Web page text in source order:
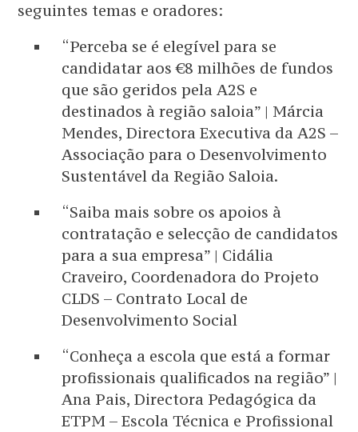
seguintes temas e oradores:
“Perceba se é elegível para se
candidatar aos €8 milhões de fundos
que são geridos pela A2S e
destinados à região saloia” | Márcia
Mendes, Directora Executiva da A2S –
Associação para o Desenvolvimento
Sustentável da Região Saloia.
“Saiba mais sobre os apoios à
contratação e selecção de candidatos
para a sua empresa” | Cidália
Craveiro, Coordenadora do Projeto
CLDS – Contrato Local de
Desenvolvimento Social
“Conheça a escola que está a formar
profissionais qualificados na região” |
Ana Pais, Directora Pedagógica da
ETPM – Escola Técnica e Profissional